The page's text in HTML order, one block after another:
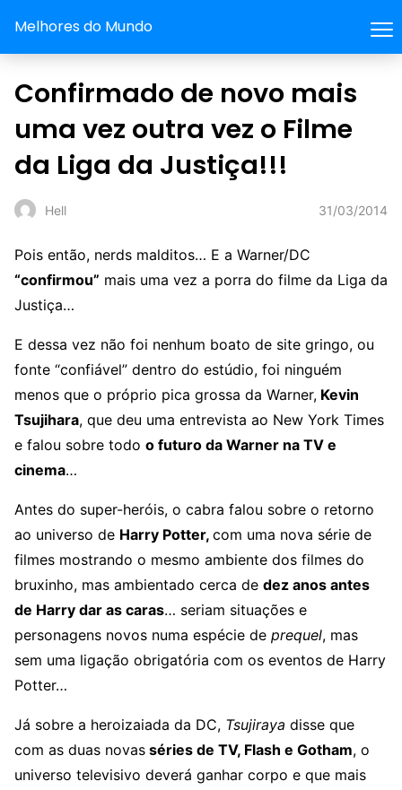
Melhores do Mundo
Confirmado de novo mais
uma vez outra vez o Filme
da Liga da Justiça!!!
Hell 31/03/2014
Pois então, nerds malditos… E a Warner/DC
“confirmou” mais uma vez a porra do filme da Liga da
Justiça…
E dessa vez não foi nenhum boato de site gringo, ou
fonte “confiável” dentro do estúdio, foi ninguém
menos que o próprio pica grossa da Warner, Kevin
Tsujihara, que deu uma entrevista ao New York Times
e falou sobre todo o futuro da Warner na TV e
cinema…
Antes do super-heróis, o cabra falou sobre o retorno
ao universo de Harry Potter, com uma nova série de
filmes mostrando o mesmo ambiente dos filmes do
bruxinho, mas ambientado cerca de dez anos antes
de Harry dar as caras… seriam situações e
personagens novos numa espécie de prequel, mas
sem uma ligação obrigatória com os eventos de Harry
Potter…
Já sobre a heroizaiada da DC, Tsujiraya disse que
com as duas novas séries de TV, Flash e Gotham, o
universo televisivo deverá ganhar corpo e que mais